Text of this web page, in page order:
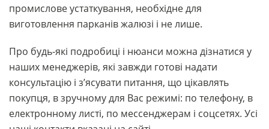
промислове устаткування, необхідне для
виготовлення парканів жалюзі і не лише.
Про будь-які подробиці і нюанси можна дізнатися у
наших менеджерів, які завжди готові надати
консультацію і з’ясувати питання, що цікавлять
покупця, в зручному для Вас режимі: по телефону, в
електронному листі, по мессенджерам і соцсетях. Усі